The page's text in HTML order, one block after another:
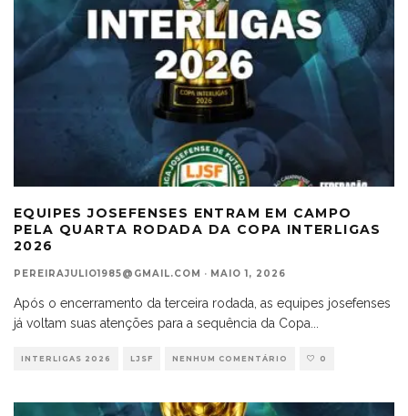
EQUIPES JOSEFENSES ENTRAM EM CAMPO
PELA QUARTA RODADA DA COPA INTERLIGAS
2026
PEREIRAJULIO1985@GMAIL.COM · MAIO 1, 2026
Após o encerramento da terceira rodada, as equipes josefenses
já voltam suas atenções para a sequência da Copa
INTERLIGAS 2026 LJSF NENHUM COMENTÁRIO 0